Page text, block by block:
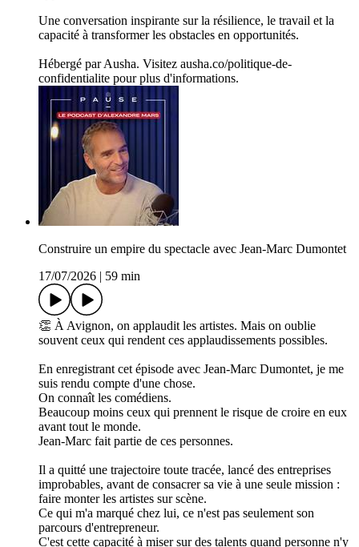
Une conversation inspirante sur la résilience, le travail et la
capacité à transformer les obstacles en opportunités.
Hébergé par Ausha. Visitez ausha.co/politique-de-
confidentialite pour plus d'informations.
Construire un empire du spectacle avec Jean-Marc Dumontet
17/07/2026
59 min
👏 À Avignon, on applaudit les artistes. Mais on oublie
souvent ceux qui rendent ces applaudissements possibles.
En enregistrant cet épisode avec Jean-Marc Dumontet, je me
suis rendu compte d'une chose.
On connaît les comédiens.
Beaucoup moins ceux qui prennent le risque de croire en eux
avant tout le monde.
Jean-Marc fait partie de ces personnes.
Il a quitté une trajectoire toute tracée, lancé des entreprises
improbables, avant de consacrer sa vie à une seule mission :
faire monter les artistes sur scène.
Ce qui m'a marqué chez lui, ce n'est pas seulement son
parcours d'entrepreneur.
C'est cette capacité à miser sur des talents quand personne n'y